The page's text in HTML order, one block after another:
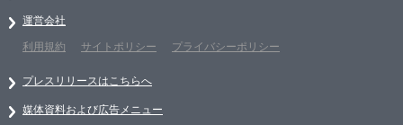
運営会社
利用規約
サイトポリシー プライバシーポリシー
プレスリリースはこちらへ
媒体資料および広告メニュー